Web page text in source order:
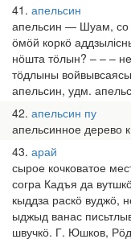
41 апельсин
апельсин — Шуам, со
ӧмӧй коркӧ
нӧшта тӧлын? – – –
тӧдлыны
апельсин, удм.
42 апельсин пу
апельсинное дерево
43 арай
сырое кочковатое
согра Кадъя да
кыддза раскӧ вуджӧ,
ыджыд ванас
швучкӧ. Г. Юшков,